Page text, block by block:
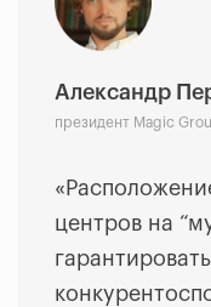
Александр
президент Magic
центров на